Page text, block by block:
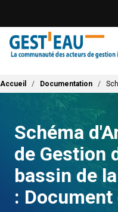
contenu
principal
Fil d'Ariane
Accueil Documentation
Schéma
de Gestion
bassin de
: Document